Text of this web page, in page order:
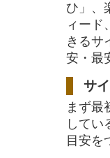
ひ」、
ィード
きるサ
安・最
サ
まず最
してい
目安を